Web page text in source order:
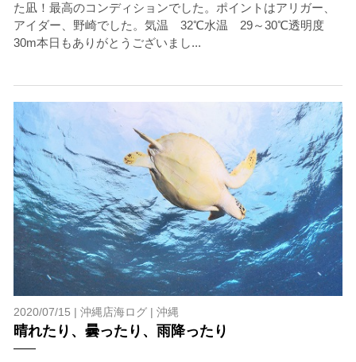
た凪！最高のコンディションでした。ポイントはアリガー、
アイダー、野崎でした。気温 32℃水温 29～30℃透明度
30m本日もありがとうございまし...
2020/07/15 | 沖縄店海ログ| 沖縄
晴れたり、曇ったり、雨降ったり
上記承諾ください。